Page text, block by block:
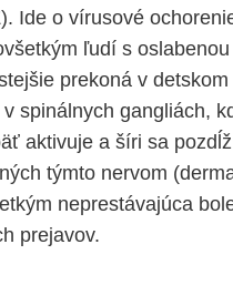
Ide o vírusové
ľudí s
prekoná v
spinálnych gangliách,
aktivuje a šíri sa
týmto nervom
neprestávajúca
prejavov.